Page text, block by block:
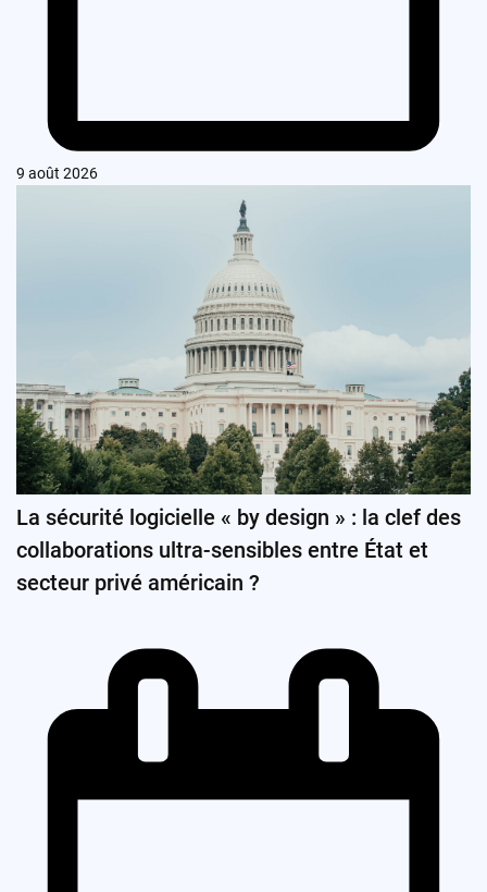
9 août 2026
La sécurité logicielle « by design » : la clef des
collaborations ultra-sensibles entre État et
secteur privé américain ?